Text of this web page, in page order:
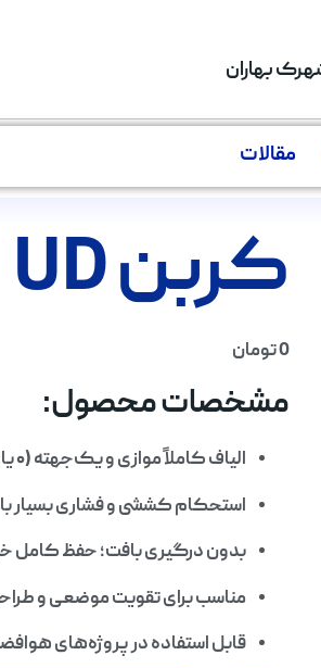
بهاران
مقالات
کربن UD
0تومان
مشخصات محصول:
الیاف کاملاً موازی و یک‌جهته (۰ یا ۹۰ درجه)
استحکام کششی و فشاری بسیار
بدون درگیری بافت؛ حفظ کامل
مناسب برای تقویت موضعی و
قابل استفاده در پروژه‌های